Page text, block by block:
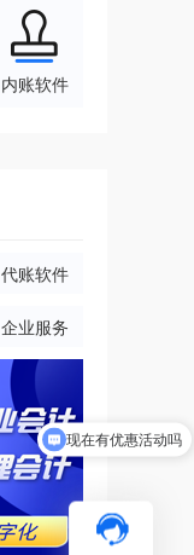
内账软件
代账软件
企业服务
现在有优惠活动吗